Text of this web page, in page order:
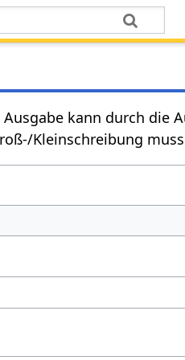
kann durch die
Kleinschreibung